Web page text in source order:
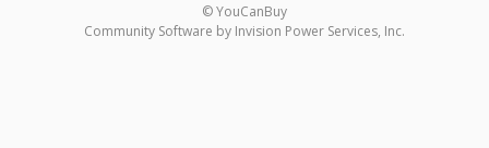
© YouCanBuy
Community Software by Invision Power Services, Inc.